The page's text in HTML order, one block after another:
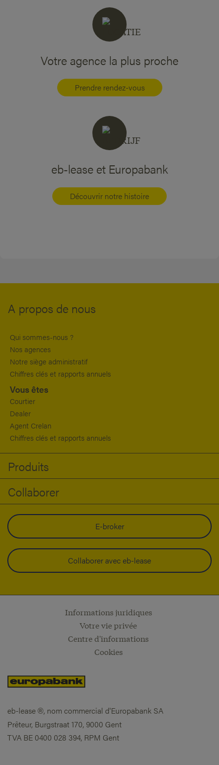
Votre agence la plus proche
Prendre rendez-vous
eb-lease et Europabank
Découvrir notre histoire
A propos de nous
Qui sommes-nous ?
Nos agences
Notre siège administratif
Chiffres clés et rapports annuels
Vous êtes
Courtier
Dealer
Agent Crelan
Chiffres clés et rapports annuels
Produits
Collaborer
E-broker
Collaborer avec eb-lease
eb-lease ®, nom commercial d'Europabank SA
Prêteur, Burgstraat 170, 9000 Gent
TVA BE 0400 028 394, RPM Gent
Informations juridiques
Votre vie privée
Centre d'informations
Cookies